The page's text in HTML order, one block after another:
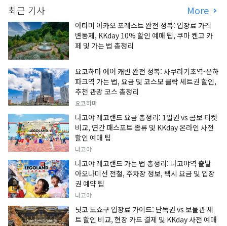
최근 기사 More
아타미 아카오 포레스트 완전 정복: 입장료 가격
변동제, KKday 10% 할인 예매 팁, 쿠마 켄고 카
페 및 가는 법 총정리
요코하마 에어 캐빈 완전 정복: 사쿠라기초역-운하
파크역 가는 법, 요금 및 코스모 클락 세트권 할인,
추천 관광 코스 총정리
요코하마
나고야 레고랜드 요금 총정리: 1일권 vs 콤보 티켓
비교, 연간 패스포트 종류 및 KKday 온라인 사전
할인 예매 팁
나고야
나고야 레고랜드 가는 법 총정리: 나고야역 출발
아오나미선 전철, 주차장 정보, 택시 요금 및 입장
권 예약 팁
나고야
닛코 도쇼구 입장료 가이드: 단독권 vs 보물관 세
트 할인 비교, 현장 카드 결제 및 KKday 사전 예매